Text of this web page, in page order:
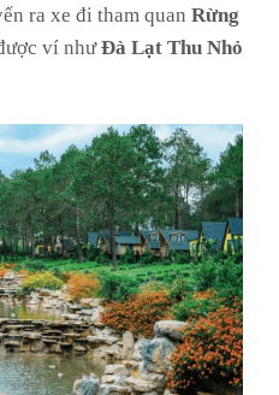
ra xe đi tham quan Rừng
ví nhưĐà Lạt Thu Nhỏ